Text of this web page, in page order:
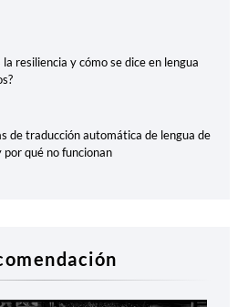
la resiliencia y cómo se dice en lengua
de traducción automática de lengua de
por qué no funcionan